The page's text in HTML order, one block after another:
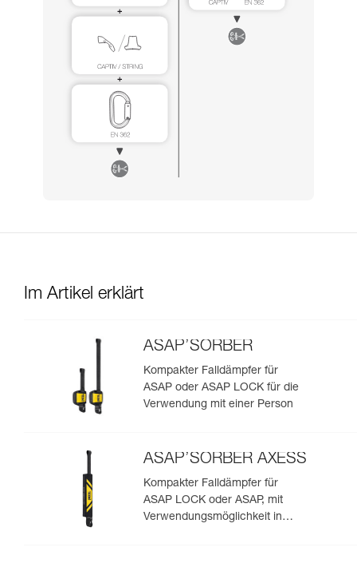
Im Artikel erklärt
ASAP’SORBER
Kompakter Falldämpfer für
ASAP oder ASAP LOCK für die
Verwendung mit einer Person
ASAP’SORBER AXESS
Kompakter Falldämpfer für
ASAP LOCK oder ASAP, mit
Verwendungsmöglichkeit in